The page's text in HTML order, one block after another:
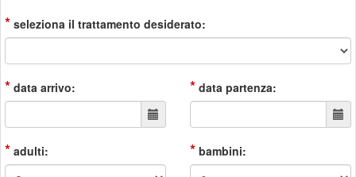
* seleziona il trattamento desiderato:
* data arrivo: * data partenza:
* adulti: * bambini: